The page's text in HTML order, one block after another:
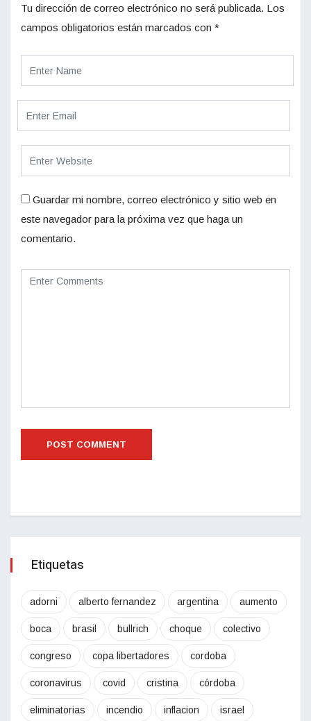
Tu dirección de correo electrónico no será publicada. Los
campos obligatorios están marcados con *
Guardar mi nombre, correo electrónico y sitio web en
este navegador para la próxima vez que haga un
comentario.
Etiquetas
adorni alberto fernandez argentina aumento
boca brasil bullrich choque colectivo
congreso copa libertadores cordoba
coronavirus covid cristina córdoba
eliminatorias incendio inflacion israel